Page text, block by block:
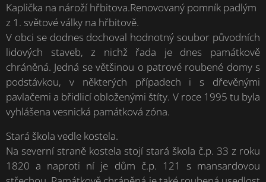
Kaplička na nároží hřbitova.Renovovaný pomník padlým
z 1. světové války na hřbitově.
V obci se dodnes dochoval hodnotný soubor původních
lidových staveb, z nichž řada je dnes památkově
chráněná. Jedná se většinou o patrové roubené domy s
podstávkou, v některých případech i s dřevěnými
pavlačemi a břidlicí obloženými štíty. V roce 1995 tu byla
vyhlášena vesnická památková zóna.
Stará škola vedle kostela.
Na severní straně kostela stojí stará škola č.p. 33 z roku
1820 a naproti ní je dům č.p. 121 s mansardovou